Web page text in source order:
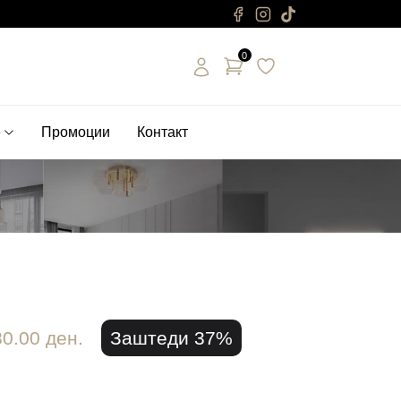
0
Промоции Контакт
ден. Заштеди 37%